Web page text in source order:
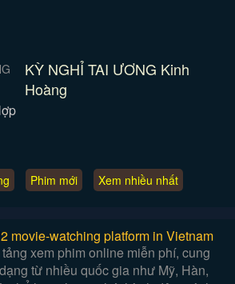
KỲ NGHỈ TAI ƯƠNG Kinh
Hoàng
Phim mới Xem nhiều nhất
movie-watching platform in Vietnam
xem phim online miễn phí, cung
từ nhiều quốc gia như Mỹ, Hàn,